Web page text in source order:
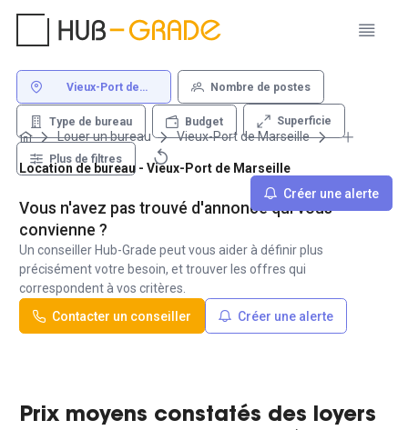
Vieux-Port de
Nombre de postes
Type de bureau Budget Superficie
Plus de filtres
Créer une alerte
Louer un bureau Vieux-Port de Marseille
Location de bureau - Vieux-Port de Marseille
Vous n'avez pas trouvé d'annonce qui vous
convienne ?
Un conseiller Hub-Grade peut vous aider à définir plus
précisément votre besoin, et trouver les offres qui
correspondent à vos critères.
Contacter un conseiller
Créer une alerte
Prix moyens constatés des loyers